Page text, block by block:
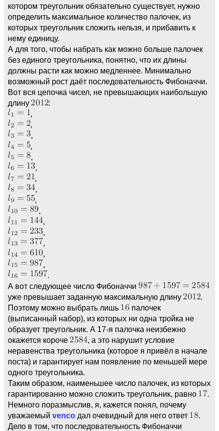
котором треугольник обязательно существует, нужно
определить максимальное количество палочек, из
которых треугольник сложить нельзя, и прибавить к
нему единицу.
А для того, чтобы набрать как можно больше палочек
без единого треугольника, понятно, что их длины
должны расти как можно медленнее. Минимально
возможный рост даёт последовательность Фибоначчи.
Вот вся цепочка чисел, не превышающих наибольшую
длину
:
,
,
,
,
,
,
,
,
,
,
,
,
,
,
,
.
А вот следующее число Фибоначчи
уже превышает заданную максимальную длину
.
Поэтому можно выбрать лишь
палочек
(выписанный набор), из которых ни одна тройка не
образует треугольник. А 17-я палочка неизбежно
окажется короче
, а это нарушит условие
неравенства треугольника (которое я привёл в начале
поста) и гарантирует нам появление по меньшей мере
одного треугольника.
Таким образом, наименьшее число палочек, из которых
гарантированно можно сложить треугольник, равно
.
Немного поразмыслив, я, кажется понял, почему
уважаемый venco дал очевидный для него ответ
.
Дело в том, что последовательность Фибоначчи